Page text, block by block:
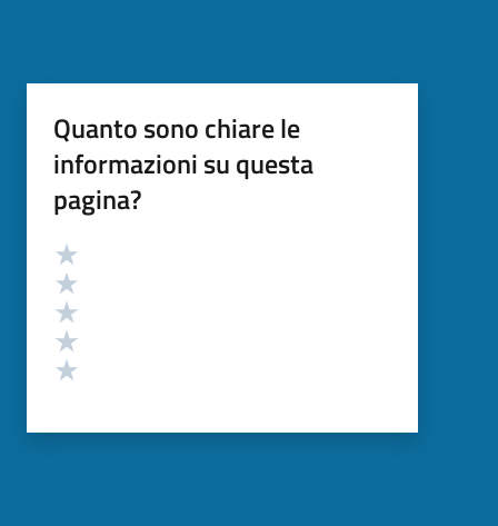
Quanto sono chiare le
informazioni su questa
pagina?
Valutazione